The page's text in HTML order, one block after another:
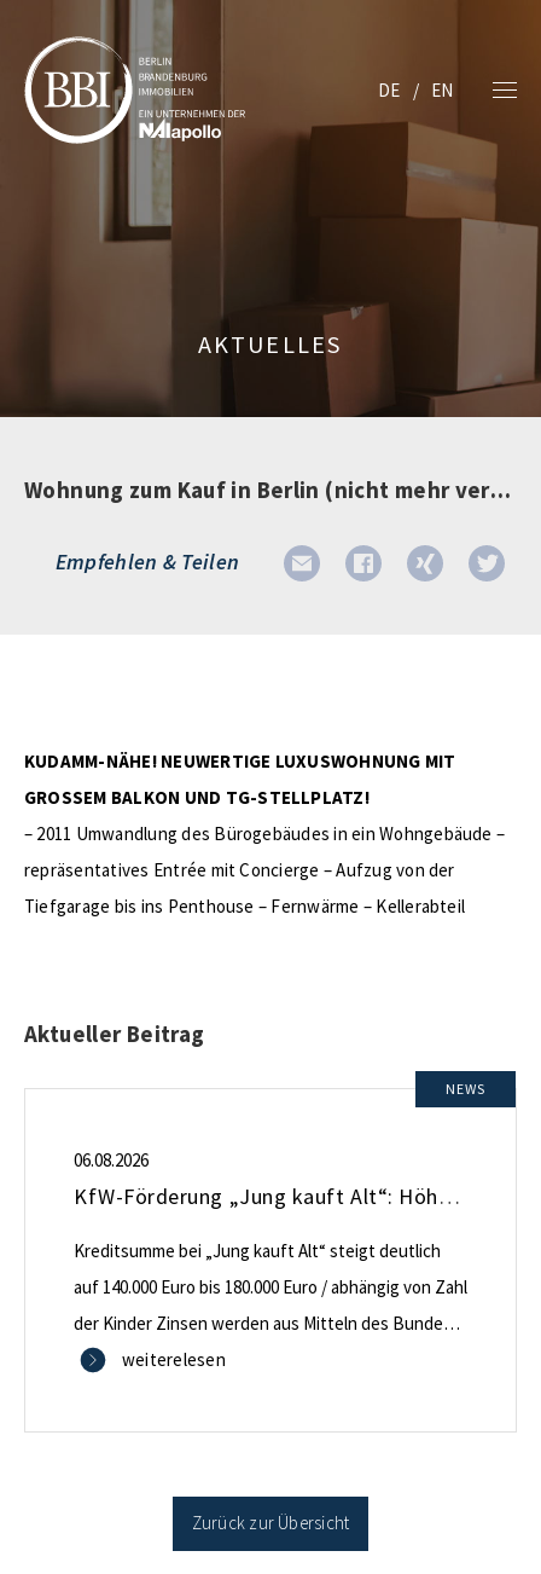
DE EN
AKTUELLES
Wohnung zum Kauf in Berlin (nicht mehr verfügbar)
Empfehlen & Teilen
KUDAMM-NÄHE! NEUWERTIGE LUXUSWOHNUNG MIT
GROSSEM BALKON UND TG-STELLPLATZ!
– 2011 Umwandlung des Bürogebäudes in ein Wohngebäude –
repräsentatives Entrée mit Concierge – Aufzug von der
Tiefgarage bis ins Penthouse – Fernwärme – Kellerabteil
Aktueller Beitrag
NEWS
06.08.2026
KfW-Förderung „Jung kauft Alt“: Höhere Kredite ab August 2026
Kreditsumme bei „Jung kauft Alt“ steigt deutlich
auf 140.000 Euro bis 180.000 Euro / abhängig von Zahl
der Kinder Zinsen werden aus Mitteln des Bundes
verbilligt: Heutiger Zins bei 0,53 Prozent effektiv bei
Antragstellende verpflichten sich zu energetischer
Sanierung in Einzelmaßnahmen […]
weiterelesen
Zurück zur Übersicht